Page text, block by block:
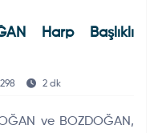
Harp Başlıklı
298 2 dk
ve BOZDOĞAN,